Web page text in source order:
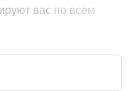
вас по всем